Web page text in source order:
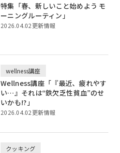
特集「春、新しいこと始めよう モ
ーニングルーティン」
2026.04.02更新情報
wellness講座
Wellness講座「『最近、疲れやす
い…』それは“鉄欠乏性貧血”のせ
いかも!?」
2026.04.02更新情報
クッキング